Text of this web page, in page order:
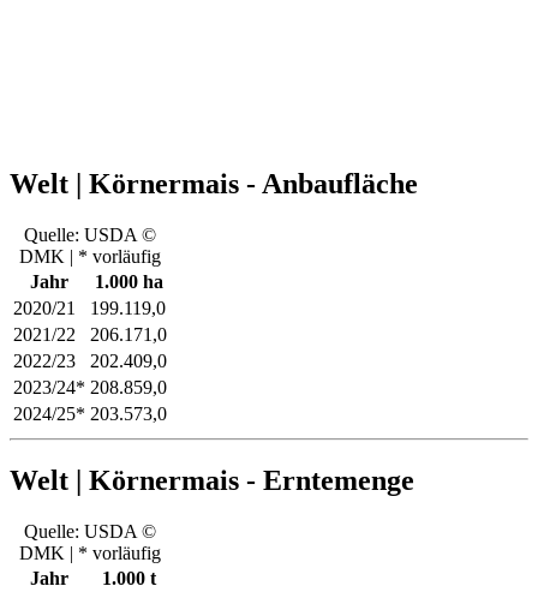
Welt | Körnermais - Anbaufläche
Quelle: USDA ©
DMK | * vorläufig
Jahr
1.000 ha
2020/21
199.119,0
2021/22
206.171,0
2022/23
202.409,0
2023/24* 208.859,0
2024/25* 203.573,0
Welt | Körnermais - Erntemenge
Quelle: USDA ©
DMK | * vorläufig
Jahr
1.000 t